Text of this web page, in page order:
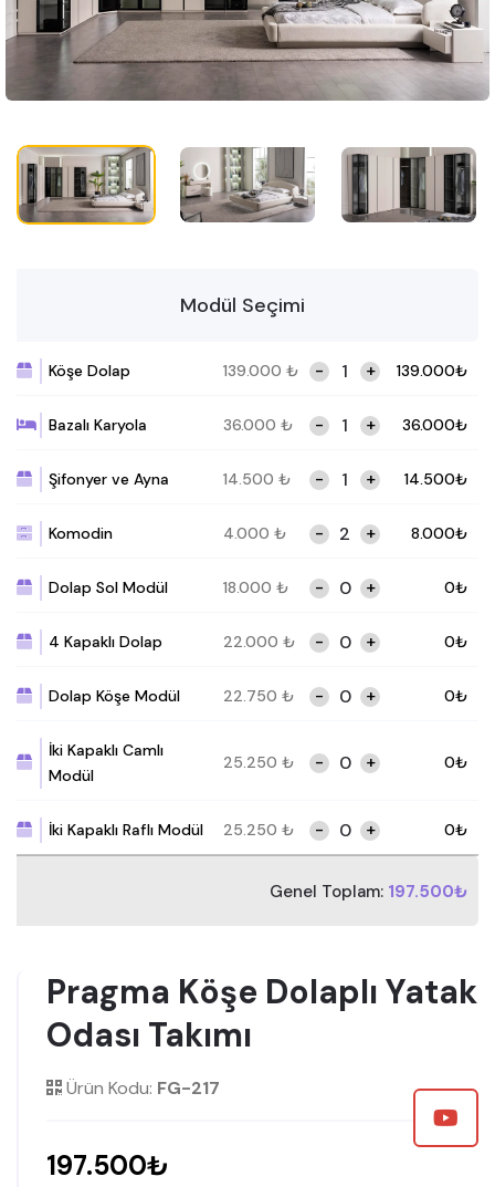
Modül Seçimi
Köşe Dolap 139.000 ₺ - + 139.000₺
Bazalı Karyola 36.000 ₺ - + 36.000₺
Şifonyer ve Ayna 14.500 ₺ - + 14.500₺
Komodin 4.000 ₺ - + 8.000₺
Dolap Sol Modül 18.000 ₺ - + 0₺
4 Kapaklı Dolap 22.000 ₺ - + 0₺
Dolap Köşe Modül 22.750 ₺ - + 0₺
İki Kapaklı Camlı
Modül
25.250 ₺ - + 0₺
İki Kapaklı Raflı Modül 25.250 ₺ - + 0₺
Genel Toplam: 197.500₺
Pragma Köşe Dolaplı Yatak
Odası Takımı
Ürün Kodu: FG-217
197.500₺